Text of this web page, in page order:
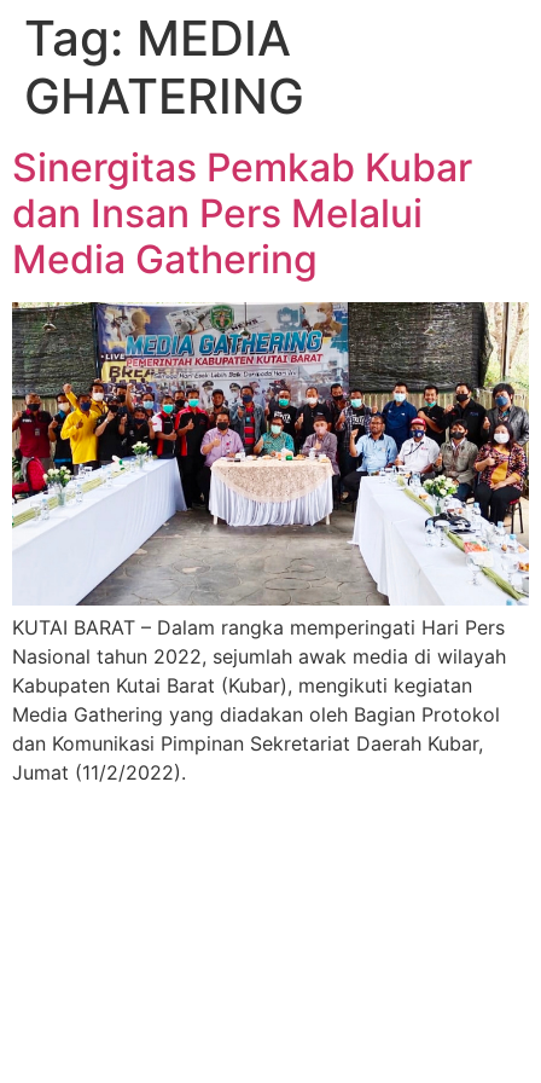
Tag: MEDIA
GHATERING
Sinergitas Pemkab Kubar
dan Insan Pers Melalui
Media Gathering
KUTAI BARAT – Dalam rangka memperingati Hari Pers
Nasional tahun 2022, sejumlah awak media di wilayah
Kabupaten Kutai Barat (Kubar), mengikuti kegiatan
Media Gathering yang diadakan oleh Bagian Protokol
dan Komunikasi Pimpinan Sekretariat Daerah Kubar,
Jumat (11/2/2022).